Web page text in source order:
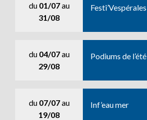
du 01/07au
31/08
Festi’Vespérales
du 04/07au
29/08
Podiums de l’été
du 07/07au
19/08
Inf’eau mer